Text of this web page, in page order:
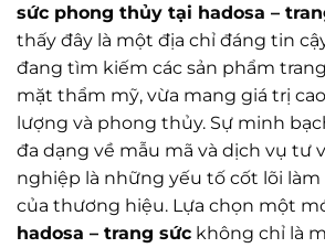
sức phong thủy tại hadosa –
thấy đây là một địa chỉ đáng tin
đang tìm kiếm các sản phẩm
mặt thẩm mỹ, vừa mang giá trị
lượng và phong thủy. Sự minh
đa dạng về mẫu mã và dịch vụ tư
nghiệp là những yếu tố cốt lõi
của thương hiệu. Lựa chọn một
hadosa – trang sức không chỉ là